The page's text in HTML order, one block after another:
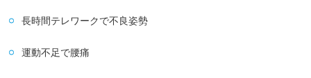
長時間テレワークで不良姿勢
運動不足で腰痛